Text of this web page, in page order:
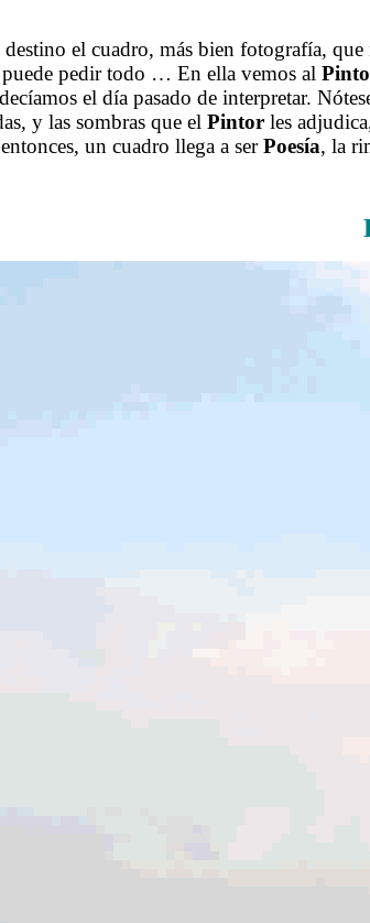
el cuadro, más bien fotografía, que
puede pedir todo … En ella vemos al
el día pasado de interpretar.
y las sombras que el Pintor les
un cuadro llega a serPoesía, la